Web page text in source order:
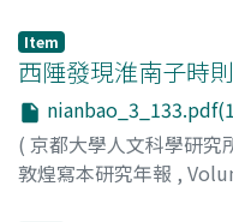
Item
西陲發現淮南子時
( 京都大學人文科學研究
敦煌寫本研究年報 ,